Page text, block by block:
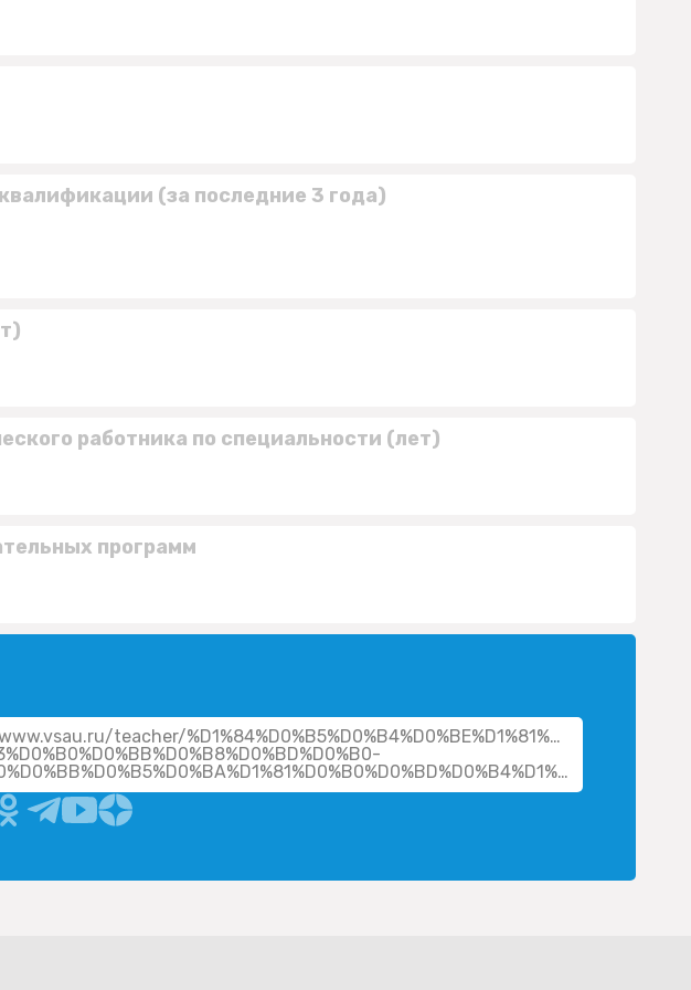
(за последние 3 года)
работника по специальности (лет)
программ
teacher/
%D0%B0%D0%BB%D0%B5%D0%BA%D1%81%D0%B0%D0%BD%D0%B4%D1%80%D0%BE%D0%B2%D0%BD%D0%B0/